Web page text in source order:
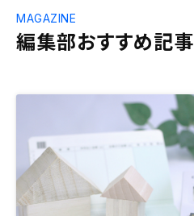
編集部おすすめ記事
MAGAZINE